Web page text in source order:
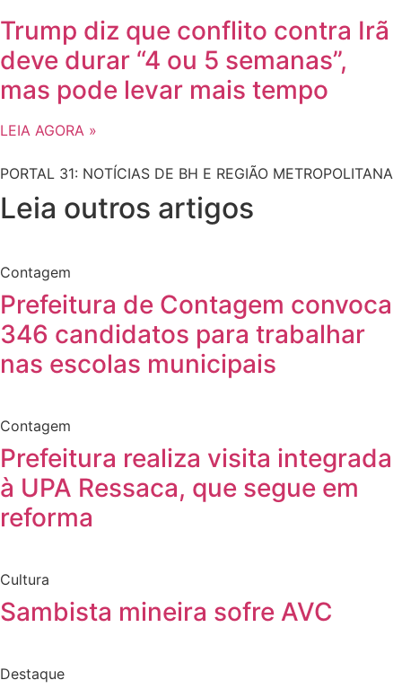
Trump diz que conflito contra Irã
deve durar “4 ou 5 semanas”,
mas pode levar mais tempo
LEIA AGORA »
PORTAL 31: NOTÍCIAS DE BH E REGIÃO METROPOLITANA
Leia outros artigos
Contagem
Prefeitura de Contagem convoca
346 candidatos para trabalhar
nas escolas municipais
Contagem
Prefeitura realiza visita integrada
à UPA Ressaca, que segue em
reforma
Cultura
Sambista mineira sofre AVC
Destaque